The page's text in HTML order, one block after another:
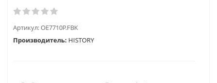
Артикул:OE7710P.FBK
Производитель: HISTORY